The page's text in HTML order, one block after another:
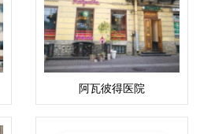
阿瓦彼得医院